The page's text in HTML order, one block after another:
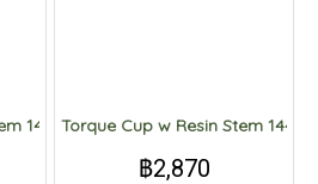
144 pcs.Torque Cup w Resin Stem 144
฿2,870